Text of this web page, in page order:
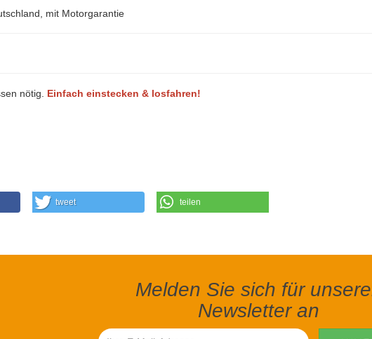
mit Motorgarantie
nötig. Einfach einstecken & losfahren!
tweet teilen
Melden Sie sich für
Newsletter an